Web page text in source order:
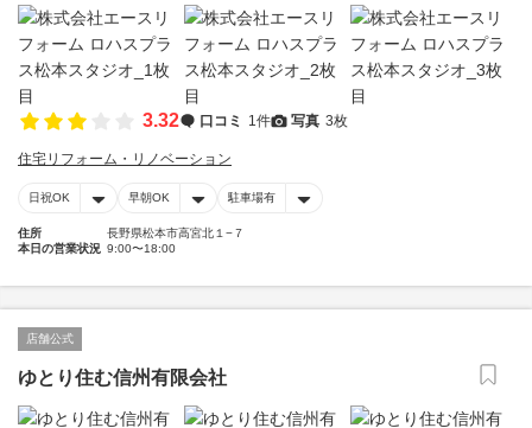
3.32 口コミ 1件 写真 3枚
住宅リフォーム・リノベーション
日祝OK 早朝OK 駐車場有
住所
長野県松本市高宮北１−７
本日の営業状況 9:00〜18:00
店舗公式
ゆとり住む信州有限会社